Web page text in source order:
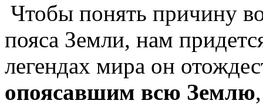
Чтобы понять причину
пояса Земли, нам
легендах мира он
опоясавшим всю Землю